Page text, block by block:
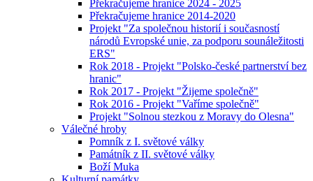
Překračujeme hranice 2024 - 2025
Překračujeme hranice 2014-2020
Projekt "Za společnou historií i současností
národů Evropské unie, za podporu sounáležitosti
ERS"
Rok 2018 - Projekt "Polsko-české partnerství bez
hranic"
Rok 2017 - Projekt "Žijeme společně"
Rok 2016 - Projekt "Vaříme společně"
Projekt "Solnou stezkou z Moravy do Olesna"
Válečné hroby
Pomník z I. světové války
Památník z II. světové války
Boží Muka